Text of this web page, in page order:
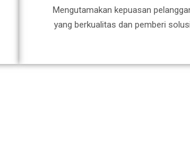
Mengutamakan kepuasan
yang berkualitas dan pemberi